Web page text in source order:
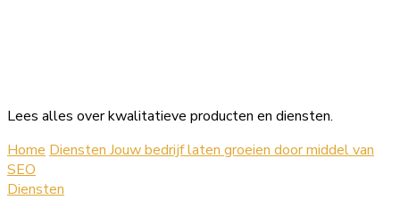
Lees alles over kwalitatieve producten en diensten.
Home Diensten Jouw bedrijf laten groeien door middel van
SEO
Diensten